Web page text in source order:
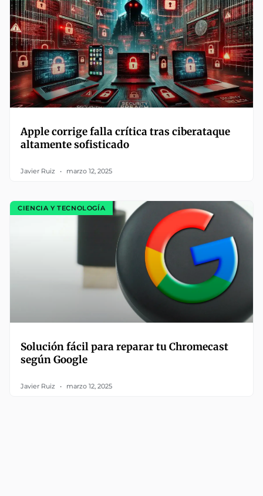
Apple corrige falla crítica tras ciberataque
altamente sofisticado
Javier Ruiz marzo 12, 2025
CIENCIA Y TECNOLOGÍA
Solución fácil para reparar tu Chromecast
según Google
Javier Ruiz marzo 12, 2025